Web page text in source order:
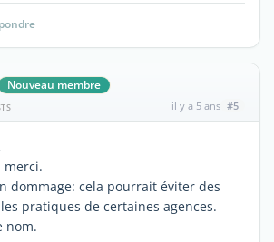
Nouveau membre
il y a 5 ans #5
merci.
dommage: cela pourrait éviter des
pratiques de certaines agences.
nom.